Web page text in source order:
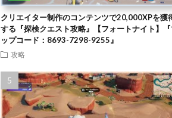
クリエイター制作のコンテンツで20,000XPを獲
する『探検クエスト攻略』【フォートナイト】
ップコード：8693-7298-9255』
攻略